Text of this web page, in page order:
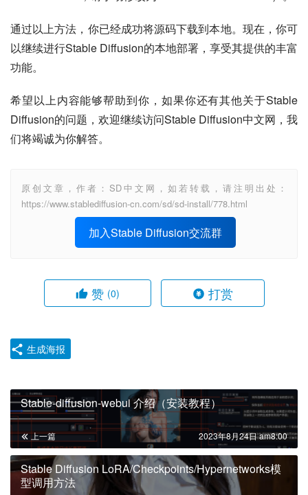
通过以上方法，你已经成功将源码下载到本地。现在，你可
以继续进行Stable Diffusion的本地部署，享受其提供的丰富
功能。
希望以上内容能够帮助到你，如果你还有其他关于Stable
Diffusion的问题，欢迎继续访问Stable Diffusion中文网，我
们将竭诚为你解答。
原创文章，作者：SD中文网，如若转载，请注明出处：
https://www.stablediffusion-cn.com/sd/sd-install/778.html
加入Stable Diffusion交流群
赞 (0) 打赏
生成海报
Stable-diffusion-webui 介绍（安装教程）
上一篇 2023年8月24日 am8:00
Stable Diffusion LoRA/Checkpoints/Hypernetworks模
型调用方法